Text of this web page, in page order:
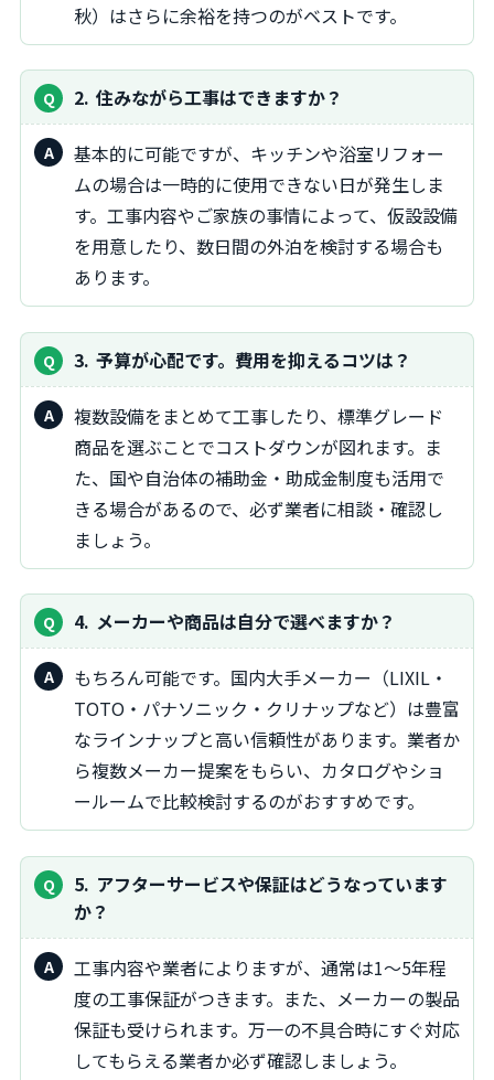
秋）はさらに余裕を持つのがベストです。
2 住みながら工事はできますか？
基本的に可能ですが、キッチンや浴室リフォー
ムの場合は一時的に使用できない日が発生しま
す。工事内容やご家族の事情によって、仮設設備
を用意したり、数日間の外泊を検討する場合も
あります。
3 予算が心配です。費用を抑えるコツは？
複数設備をまとめて工事したり、標準グレード
商品を選ぶことでコストダウンが図れます。ま
た、国や自治体の補助金・助成金制度も活用で
きる場合があるので、必ず業者に相談・確認し
ましょう。
4 メーカーや商品は自分で選べますか？
もちろん可能です。国内大手メーカー（LIXIL・
TOTO・パナソニック・クリナップなど）は豊富
なラインナップと高い信頼性があります。業者か
ら複数メーカー提案をもらい、カタログやショ
ールームで比較検討するのがおすすめです。
5 アフターサービスや保証はどうなっています
か？
工事内容や業者によりますが、通常は1～5年程
度の工事保証がつきます。また、メーカーの製品
保証も受けられます。万一の不具合時にすぐ対応
してもらえる業者か必ず確認しましょう。